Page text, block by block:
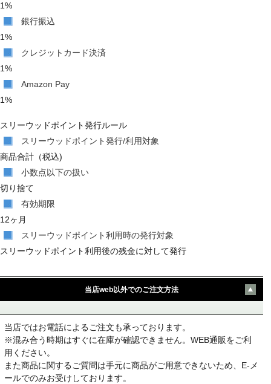
1%
銀行振込
1%
クレジットカード決済
1%
Amazon Pay
1%
スリーウッドポイント発行ルール
スリーウッドポイント発行/利用対象
商品合計（税込)
小数点以下の扱い
切り捨て
有効期限
12ヶ月
スリーウッドポイント利用時の発行対象
スリーウッドポイント利用後の残金に対して発行
当店web以外でのご注文方法
当店ではお電話によるご注文も承っております。
※混み合う時期はすぐに在庫が確認できません。WEB通販をご利
用ください。
また商品に関するご質問は手元に商品がご用意できないため、E-メ
ールでのみお受けしております。